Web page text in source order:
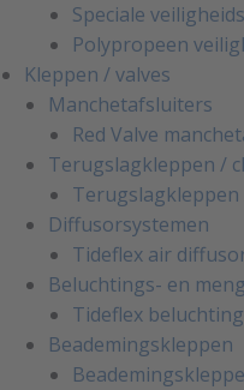
Speciale
Polypropeen
Kleppen / valves
Manchetafsluiters
Red Valve
Terugslagkleppen /
Terugslagkleppen
Diffusorsystemen
Tideflex air
Beluchtings- en
Tideflex
Beademingskleppen